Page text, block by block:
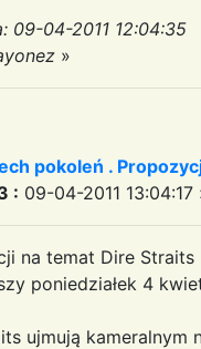
09-04-2011 12:04:35
»
pokoleń .
: 09-04-2011 13:04:17
na temat Dire
poniedziałek 4
ujmują